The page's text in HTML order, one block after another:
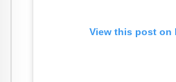
View this post on